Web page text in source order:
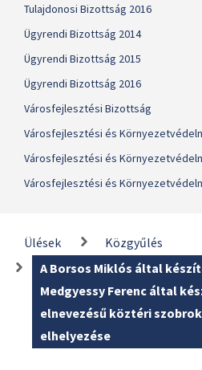
Tulajdonosi Bizottság 2016
Ügyrendi Bizottság 2014
Ügyrendi Bizottság 2015
Ügyrendi Bizottság 2016
Városfejlesztési Bizottság
Városfejlesztési és
Városfejlesztési és
Városfejlesztési és
Ülések
Közgyűlés
A Borsos Miklós által
Medgyessy Ferenc által
elnevezésű köztéri
elhelyezése